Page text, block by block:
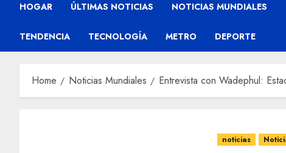
HOGAR ÚLTIMAS NOTICIAS NOTICIAS MUNDIALES
TENDENCIA TECNOLOGÍA METRO DEPORTE
Home Noticias Mundiales Entrevista con Wadephul:
noticias